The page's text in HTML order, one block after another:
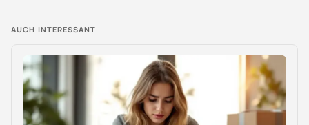
AUCH INTERESSANT